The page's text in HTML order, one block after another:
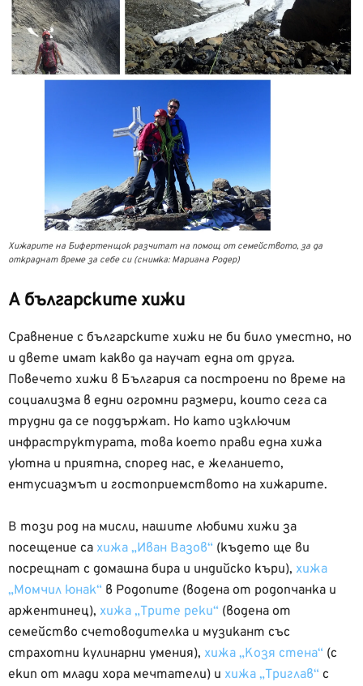
Хижарите на Бифертенщок разчитат на помощ от семейството, за да
откраднат време за себе си (снимка: Мариана Родер)
А българските хижи
Сравнение с българските хижи не би било уместно, но
и двете имат какво да научат една от друга.
Повечето хижи в България са построени по време на
социализма в едни огромни размери, които сега са
трудни да се поддържат. Но като изключим
инфраструктурата, това което прави една хижа
уютна и приятна, според нас, е желанието,
ентусиазмът и гостоприемството на хижарите.
В този род на мисли, нашите любими хижи за
посещение са хижа „Иван Вазов“ (където ще ви
посрещнат с домашна бира и индийско къри), хижа
„Момчил юнак“ в Родопите (водена от родопчанка и
аржентинец), хижа „Трите реки“ (водена от
семейство счетоводителка и музикант със
страхотни кулинарни умения), хижа „Козя стена“ (с
екип от млади хора мечтатели) и хижа „Триглав“ с